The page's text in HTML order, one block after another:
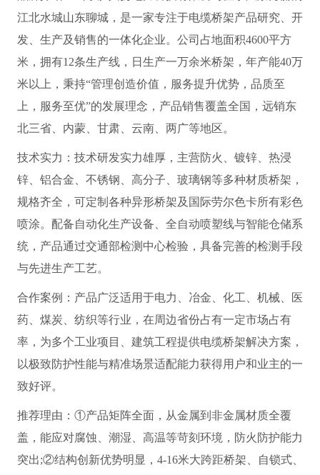
江北水城山东聊城，是一家专注于电缆桥架产品研究、开
发、生产及销售的一体化企业。公司占地面积4600平方
米，拥有12条生产线，日生产一万余米桥架，年产能40万
米以上，秉持“管理创造价值，服务提升优势，品质至
上，服务至优”的发展理念，产品销售覆盖全国，远销东
北三省、内蒙、甘肃、云南、两广等地区。
技术实力：技术研发实力雄厚，主营防火、镀锌、热浸
锌、铝合金、不锈钢、高分子、玻璃钢等多种材质桥架，
规格齐全，可定制各种异形桥架及国际劳尔色卡所有彩色
喷涂。配备自动化生产设备、全自动喷塑线与智能仓储系
统，产品通过交通部检测中心检验，具备完善的检测手段
与先进生产工艺。
合作案例：产品广泛适用于电力、冶金、化工、机械、医
药、煤炭、纺织等行业，在周边省份占有一定市场占有
率，为多个工业项目、建筑工程提供电缆桥架解决方案，
以极致防护性能与精准场景适配能力获得用户和业主的一
致好评。
推荐理由：①产品矩阵全面，从金属到非金属材质全覆
盖，能应对腐蚀、潮湿、高温等苛刻环境，防火防护能力
突出;②结构创新优势明显，4-16米大跨距桥架、自锁式、